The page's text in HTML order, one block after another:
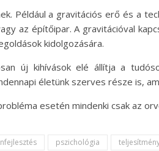
Például a gravitációs erő és a
az építőipar. A gravitációval
kidolgozására.
új kihívások elé állítja a
életünk szerves része is,
esetén mindenki csak az
pszichológia